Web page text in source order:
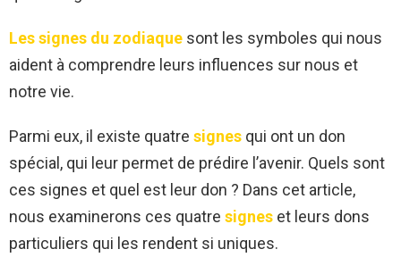
Les signes du zodiaque sont les symboles qui nous
aident à comprendre leurs influences sur nous et
notre vie.
Parmi eux, il existe quatre signes qui ont un don
spécial, qui leur permet de prédire l’avenir. Quels sont
ces signes et quel est leur don ? Dans cet article,
nous examinerons ces quatre signes et leurs dons
particuliers qui les rendent si uniques.